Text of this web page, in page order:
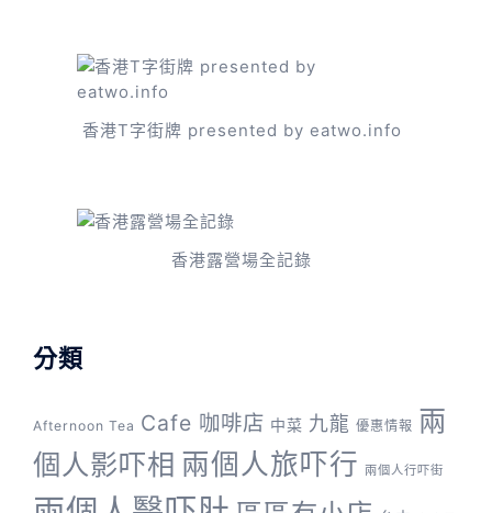
香港T字街牌 presented by eatwo.info
香港露營場全記錄
分類
Afternoon Tea Cafe 咖啡店 中菜 九龍 優惠情報 兩
個人影吓相 兩個人旅吓行 兩個人行吓街